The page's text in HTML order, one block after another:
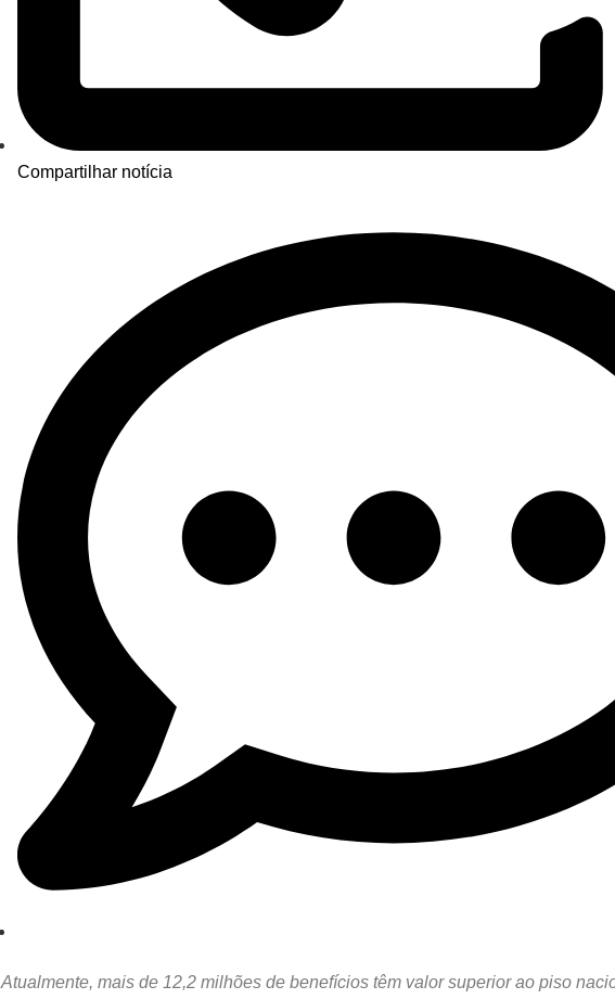
Compartilhar notícia
Atualmente, mais de 12,2 milhões de benefícios têm valor superior ao piso